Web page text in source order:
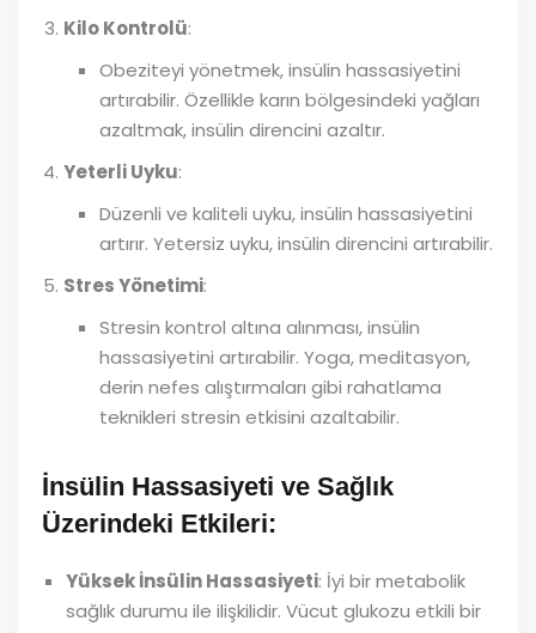
Kilo Kontrolü:
Obeziteyi yönetmek, insülin hassasiyetini
artırabilir. Özellikle karın bölgesindeki yağları
azaltmak, insülin direncini azaltır.
Yeterli Uyku:
Düzenli ve kaliteli uyku, insülin hassasiyetini
artırır. Yetersiz uyku, insülin direncini artırabilir.
Stres Yönetimi:
Stresin kontrol altına alınması, insülin
hassasiyetini artırabilir. Yoga, meditasyon,
derin nefes alıştırmaları gibi rahatlama
teknikleri stresin etkisini azaltabilir.
İnsülin Hassasiyeti ve Sağlık
Üzerindeki Etkileri:
Yüksek İnsülin Hassasiyeti: İyi bir metabolik
sağlık durumu ile ilişkilidir. Vücut glukozu etkili bir